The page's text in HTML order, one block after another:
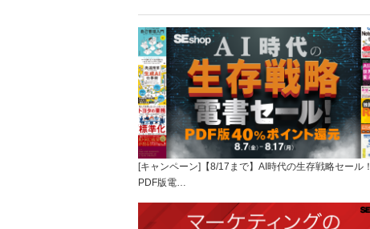
[キャンペーン]【8/17まで】AI時代の生存戦略セール！
PDF版電…